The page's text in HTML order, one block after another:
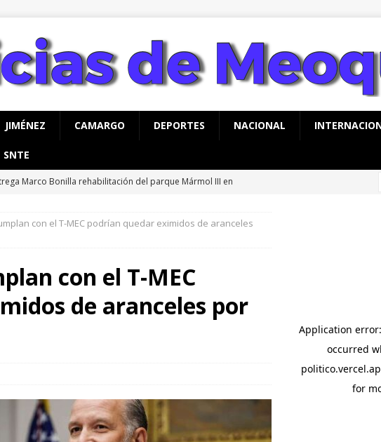
JIMÉNEZ CAMARGO DEPORTES NACIONAL
SNTE
Marco Bonilla rehabilitación del parque Mármol III en
Municipio con entrega de mochilas del programa Mi Bolsa
y el año de Hidalgo *La conferencia de los aplaudidores
CHIHUAHUA
con el T-MEC podrían quedar eximidos de aranceles
con el T-MEC
de aranceles por